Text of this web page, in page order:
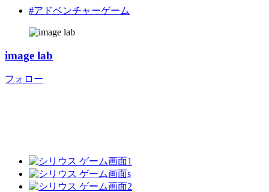
#アドベンチャーゲーム
image lab
フォロー